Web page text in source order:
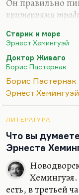
Он правильно
критериями
Что касается
«Старик и море»
даже я
Хемингуэя
может, ещё
сочинения. Но
Жанр-то тот же
И «Старик и
Старик и море
Эрнест Хемингуэй
Доктор Живаго
Борис Пастернак
Борис Пастернак
Эрнест Хемингуэй
ЛИТЕРАТУРА
Что вы
Эрнеста
есть, в третьей